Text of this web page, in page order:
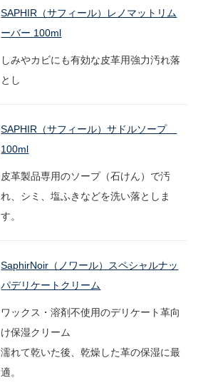
SAPHIR（サフィール）レノマットリム
ーバー 100ml
しみやカビにも有効な皮革用強力汚れ落
とし
SAPHIR（サフィール）サドルソープ
100ml
皮革製品専用のソープ（石けん）で汚
れ、シミ、塩ふきなどを洗い落としま
す。
SaphirNoir（ノワール）スペシャルナッ
パデリケートクリーム
ワックス・溶剤不使用のデリケート革向
け保湿クリーム
濡れて乾いた後、乾燥した革の保湿に最
適。